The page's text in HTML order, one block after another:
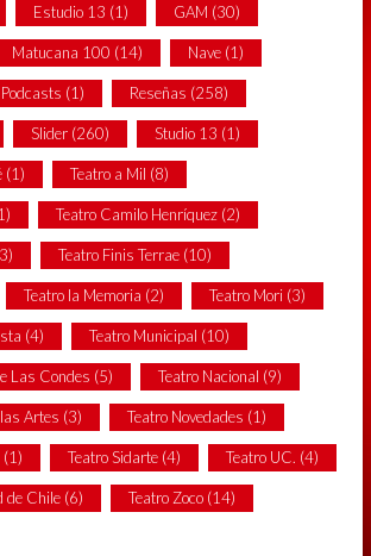
Estudio 13 (1) GAM (30)
Matucana 100 (14) Nave(1)
Podcasts (1) Reseñas (258)
Slider(260) Studio 13 (1)
(1) Teatro a Mil (8)
Teatro Camilo Henríquez(2)
Teatro Finis Terrae(10)
Teatro la Memoria (2) Teatro Mori (3)
(4) Teatro Municipal (10)
Las Condes (5) Teatro Nacional (9)
Artes (3) Teatro Novedades (1)
(1) Teatro Sidarte(4) Teatro UC. (4)
de Chile(6) Teatro Zoco(14)